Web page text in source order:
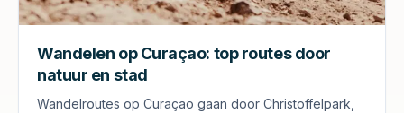
Wandelen op Curaçao: top routes door
natuur en stad
Wandelroutes op Curaçao gaan door Christoffelpark,